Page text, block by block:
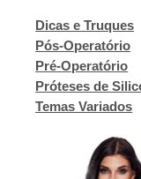
Dicas e Truques
Pós-Operatório
Pré-Operatório
Próteses de
Temas Variados